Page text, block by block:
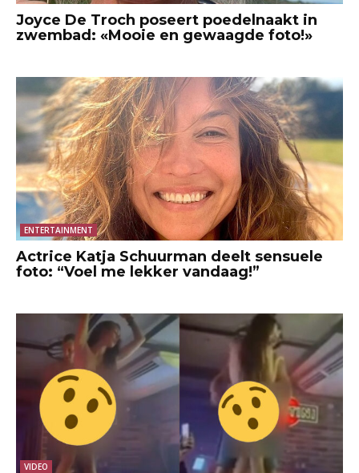
Joyce De Troch poseert poedelnaakt in
zwembad: «Mooie en gewaagde foto!»
ENTERTAINMENT
Actrice Katja Schuurman deelt sensuele
foto: “Voel me lekker vandaag!”
VIDEO